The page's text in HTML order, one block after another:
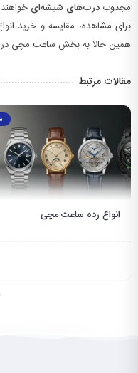
مجذوب درب‌های شیشه‌ای
برای مشاهده، مقایسه و خرید
همین حالا به بخش ساعت مچی در
مقالات مرتبط
انواع تعداد